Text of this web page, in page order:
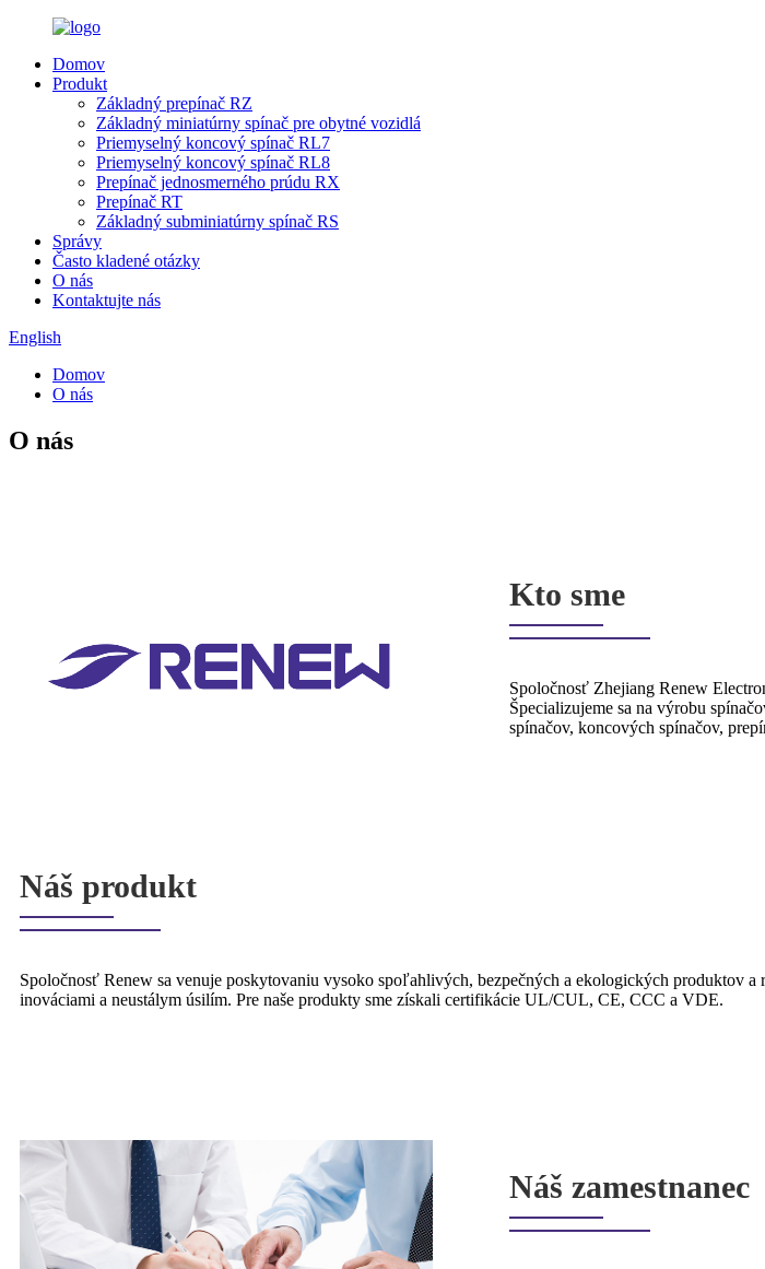
Domov
Produkt
Základný prepínač RZ
Základný miniatúrny spínač pre obytné vozidlá
Priemyselný koncový spínač RL7
Priemyselný koncový spínač RL8
Prepínač jednosmerného prúdu RX
Prepínač RT
Základný subminiatúrny spínač RS
Správy
Často kladené otázky
O nás
Kontaktujte nás
English
Domov
O nás
O nás
Kto sme
Spoločnosť Zhejiang Renew
Špecializujeme sa na výrobu
spínačov, koncových spínačov,
Náš produkt
Spoločnosť Renew sa venuje poskytovaniu vysoko spoľahlivých, bezpečných a ekologických produktov a
inováciami a neustálym úsilím. Pre naše produkty sme získali certifikácie UL/CUL, CE, CCC a VDE.
Náš zamestnanec